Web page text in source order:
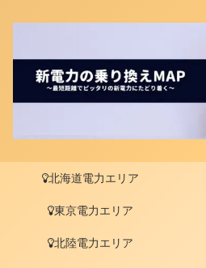
北海道電力エリア
東京電力エリア
北陸電力エリア